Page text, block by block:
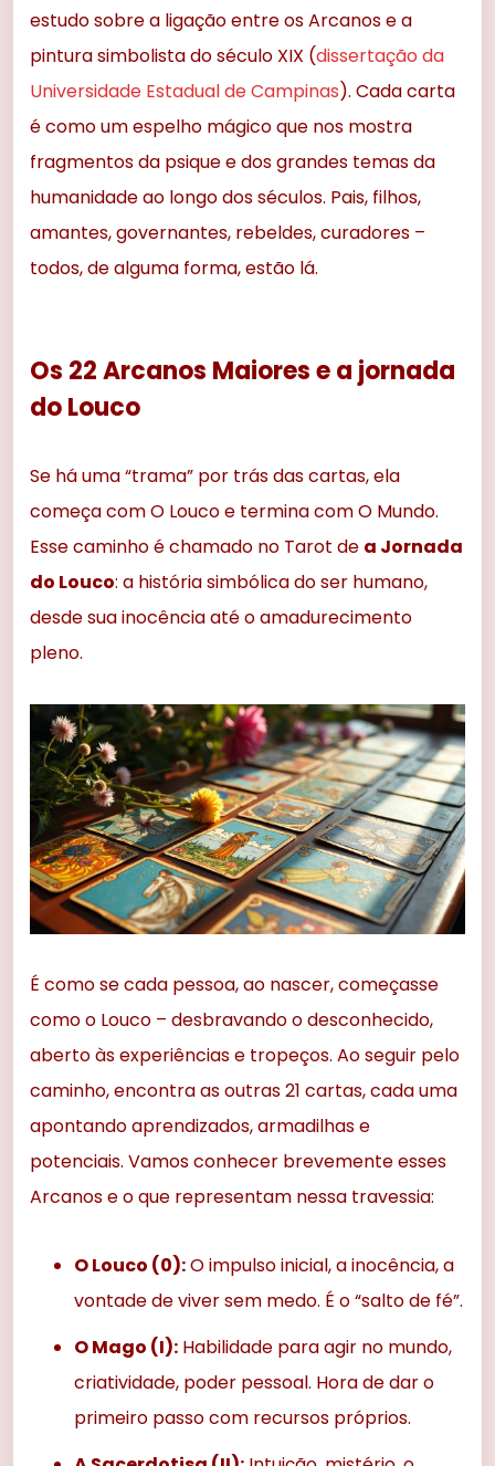
estudo sobre a ligação entre os Arcanos e a
pintura simbolista do século XIX (dissertação da
Universidade Estadual de Campinas). Cada carta
é como um espelho mágico que nos mostra
fragmentos da psique e dos grandes temas da
humanidade ao longo dos séculos. Pais, filhos,
amantes, governantes, rebeldes, curadores –
todos, de alguma forma, estão lá.
Os 22 Arcanos Maiores e a jornada
do Louco
Se há uma “trama” por trás das cartas, ela
começa com O Louco e termina com O Mundo.
Esse caminho é chamado no Tarot de a Jornada
do Louco: a história simbólica do ser humano,
desde sua inocência até o amadurecimento
pleno.
É como se cada pessoa, ao nascer, começasse
como o Louco – desbravando o desconhecido,
aberto às experiências e tropeços. Ao seguir pelo
caminho, encontra as outras 21 cartas, cada uma
apontando aprendizados, armadilhas e
potenciais. Vamos conhecer brevemente esses
Arcanos e o que representam nessa travessia:
O Louco (0):O impulso inicial, a inocência, a
vontade de viver sem medo. É o “salto de fé”.
O Mago (I): Habilidade para agir no mundo,
criatividade, poder pessoal. Hora de dar o
primeiro passo com recursos próprios.